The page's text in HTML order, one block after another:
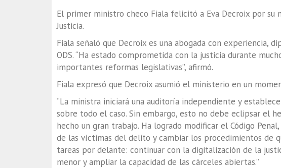
El primer ministro checo Fiala felicitó a Eva Decroix por su
Justicia.
Fiala señaló que Decroix es una abogada con experiencia,
ODS. “Ha estado comprometida con la justicia durante
importantes reformas legislativas”, afirmó.
Fiala expresó que Decroix asumió el ministerio en un
“La ministra iniciará una auditoría independiente y
sobre todo el caso. Sin embargo, esto no debe eclipsar el
hecho un gran trabajo. Ha logrado modificar el Código
de las víctimas del delito y cambiar los procedimientos de
tareas por delante: continuar con la digitalización de la
menor y ampliar la capacidad de las cárceles abiertas.”